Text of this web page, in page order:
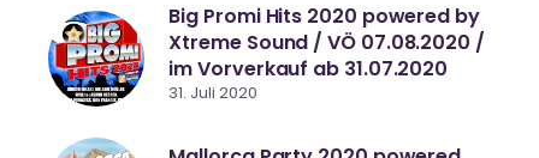
Big Promi Hits 2020 powered by
Xtreme Sound / VÖ 07.08.2020 /
im Vorverkauf ab 31.07.2020
31. Juli 2020